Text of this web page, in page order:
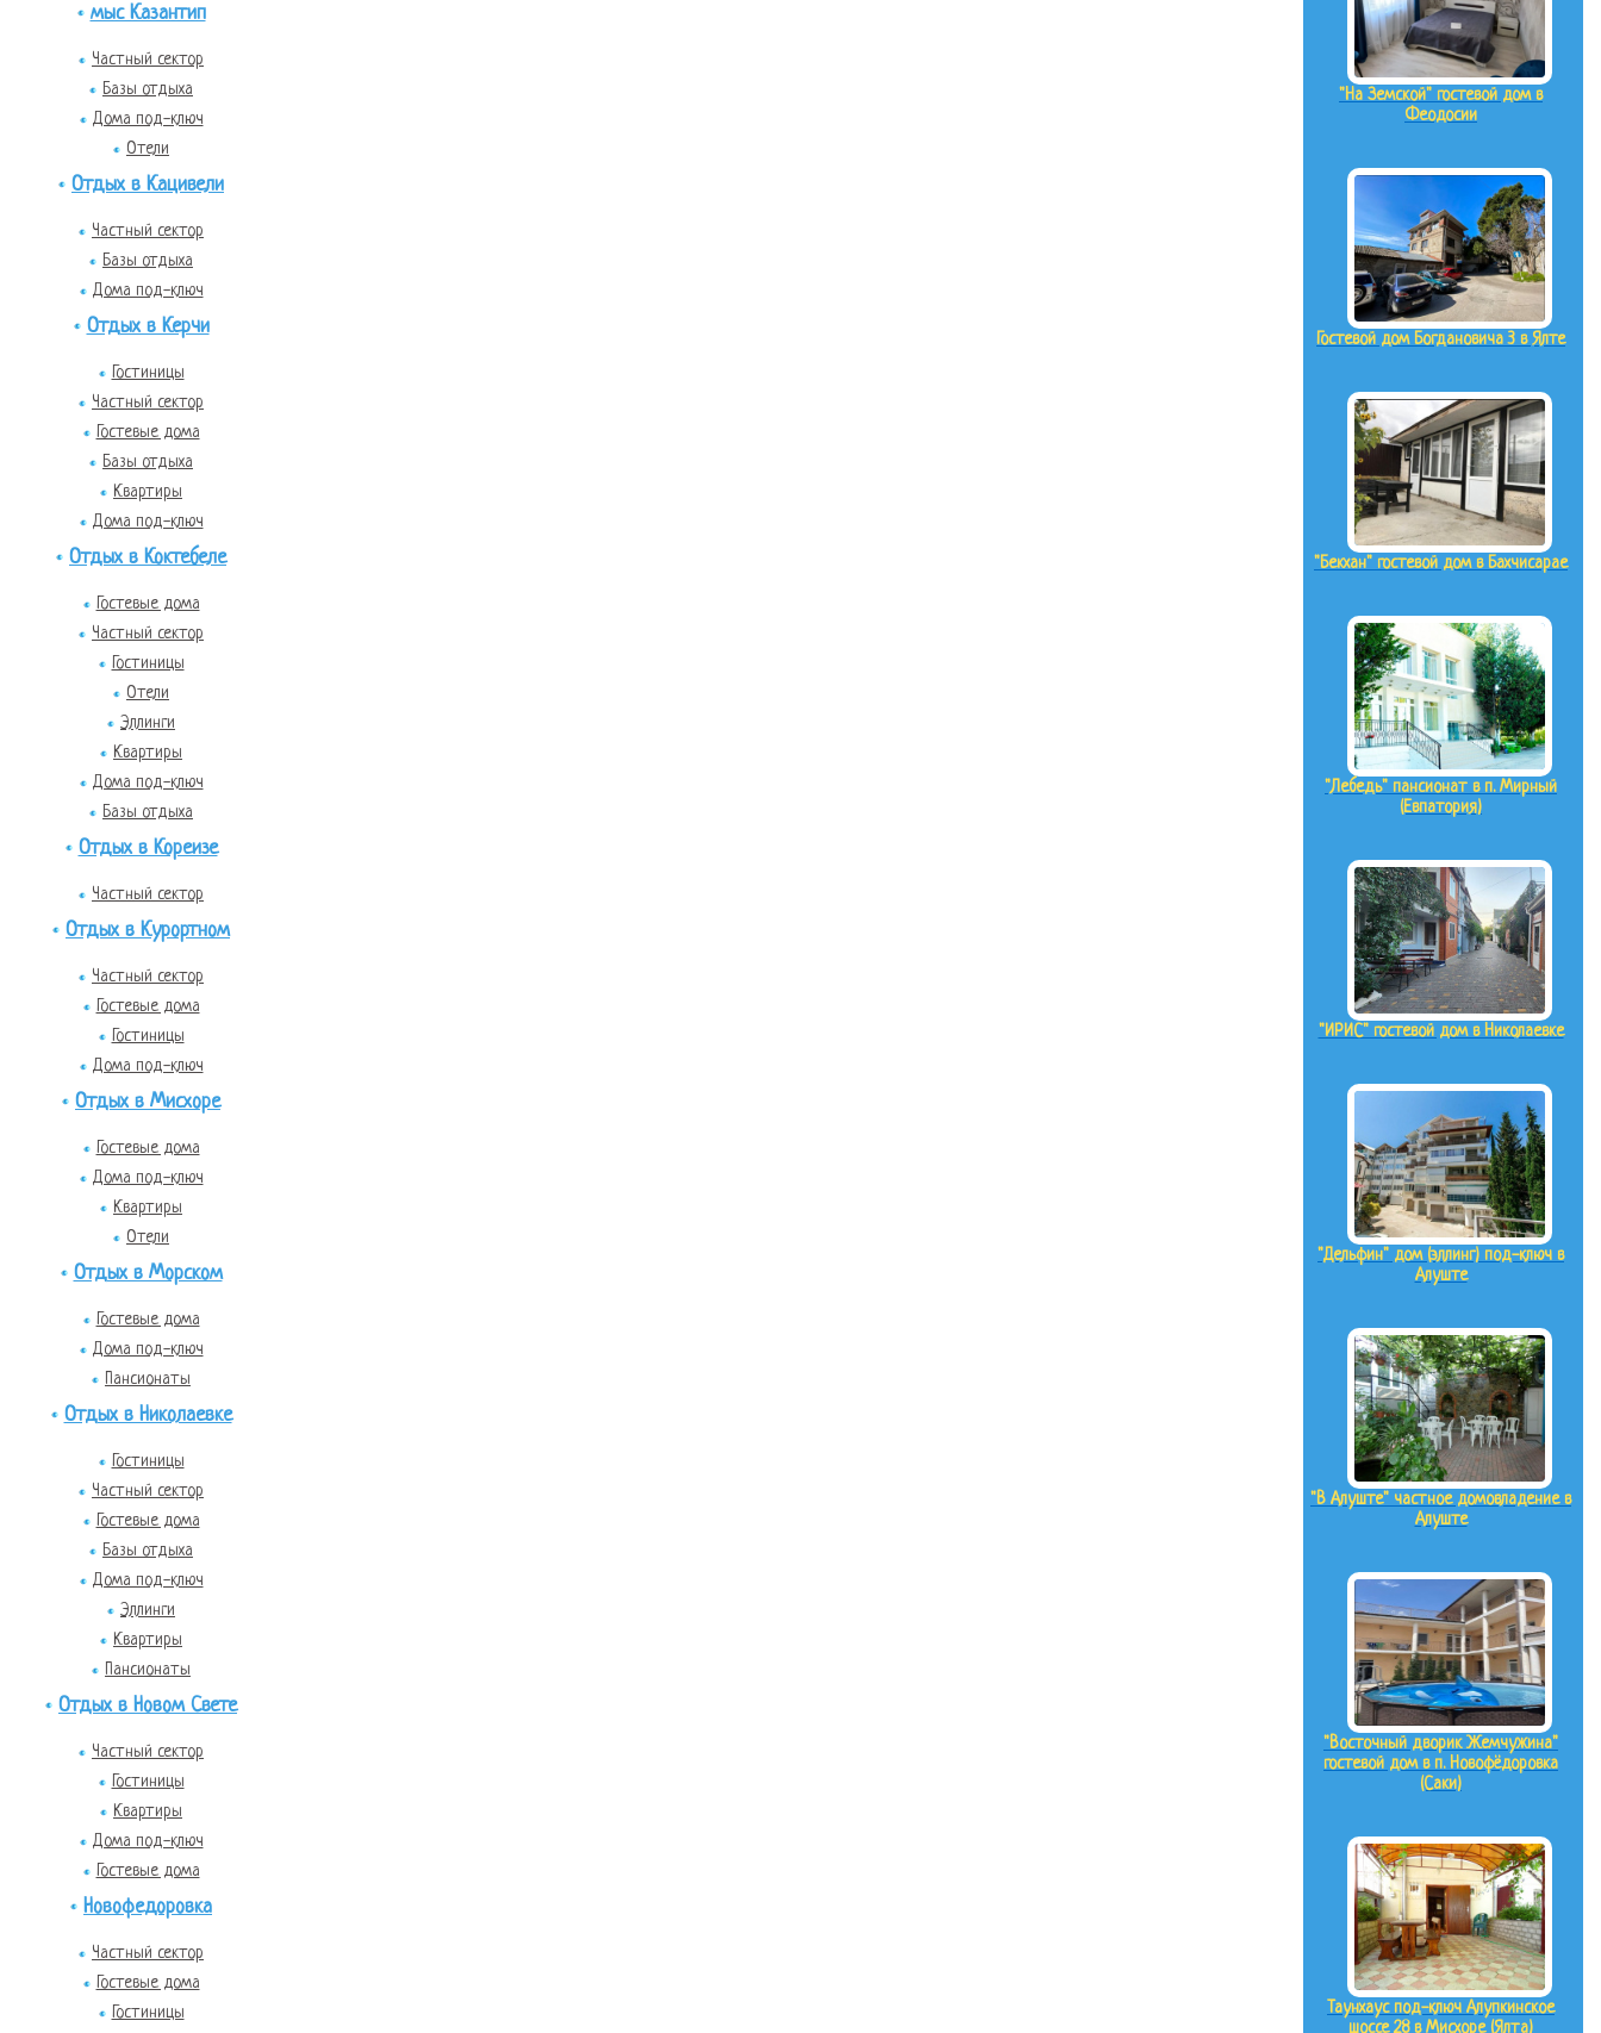
мыс Казантип
Частный сектор
Базы отдыха
Дома под-ключ
Отели
Отдых в Кацивели
Частный сектор
Базы отдыха
Дома под-ключ
Отдых в Керчи
Гостиницы
Частный сектор
Гостевые дома
Базы отдыха
Квартиры
Дома под-ключ
Отдых в Коктебеле
Гостевые дома
Частный сектор
Гостиницы
Отели
Эллинги
Квартиры
Дома под-ключ
Базы отдыха
Отдых в Кореизе
Частный сектор
Отдых в Курортном
Частный сектор
Гостевые дома
Гостиницы
Дома под-ключ
Отдых в Мисхоре
Гостевые дома
Дома под-ключ
Квартиры
Отели
Отдых в Морском
Гостевые дома
Дома под-ключ
Пансионаты
Отдых в Николаевке
Гостиницы
Частный сектор
Гостевые дома
Базы отдыха
Дома под-ключ
Эллинги
Квартиры
Пансионаты
Отдых в Новом Свете
Частный сектор
Гостиницы
Квартиры
Дома под-ключ
Гостевые дома
Новофедоровка
Частный сектор
Гостевые дома
Гостиницы
"На Земской" гостевой дом в
Феодосии
Гостевой дом Богдановича 3 в Ялте
"Бекхан" гостевой дом в Бахчисарае
"Лебедь" пансионат в п. Мирный
(Евпатория)
"ИРИС" гостевой дом в Николаевке
"Дельфин" дом (эллинг) под-ключ в
Алуште
"В Алуште" частное домовладение в
Алуште
"Восточный дворик Жемчужина"
гостевой дом в п. Новофёдоровка
(Саки)
Таунхаус под-ключ Алупкинское
шоссе 28 в Мисхоре (Ялта)